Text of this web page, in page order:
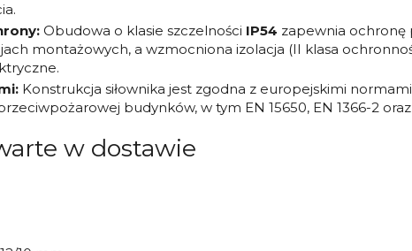
Obudowa o klasie szczelności IP54 zapewnia ochronę
montażowych, a wzmocniona izolacja (II klasa
Konstrukcja siłownika jest zgodna z europejskimi
budynków, w tym EN 15650, EN 1366-2 oraz
w dostawie